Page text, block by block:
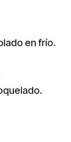
en frío.